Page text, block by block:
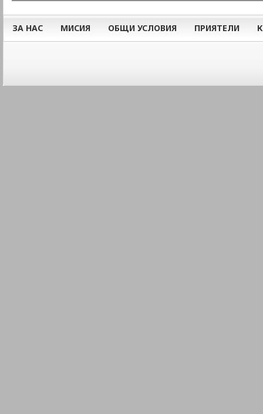
ЗА НАС МИСИЯ ОБЩИ УСЛОВИЯ ПРИЯТЕЛИ